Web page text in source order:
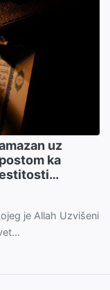
uz
ka
je Allah Uzvišeni